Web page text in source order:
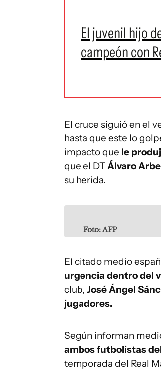
El juvenil hijo
campeón con
El cruce siguió en el
hasta que este lo
impacto que le
que el DTÁlvaro
su herida.
Foto: AFP
El citado medio
urgencia dentro del
club, José Ángel
jugadores.
Según informan
ambos futbolistas
temporada del Real